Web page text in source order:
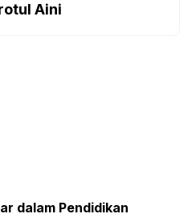
Aini
dalam Pendidikan